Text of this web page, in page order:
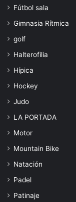
Fútbol sala
Gimnasia Rítmica
golf
Halterofilia
Hípica
Hockey
Judo
LA PORTADA
Motor
Mountain Bike
Natación
Padel
Patinaje